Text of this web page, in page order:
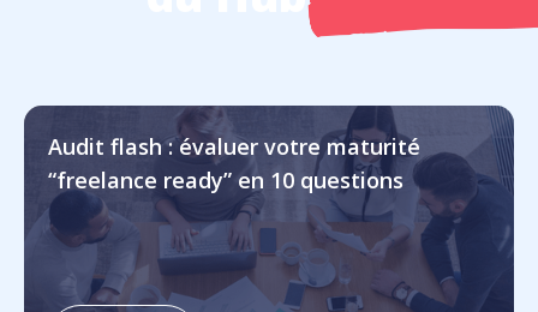
Audit flash : évaluer votre maturité
“freelance ready” en 10 questions